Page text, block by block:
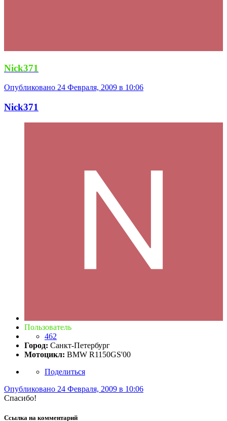
Nick371
Опубликовано 24 Февраля, 2009 в 10:06
Nick371
Пользователь
462
Город: Санкт-Петербург
Мотоцикл: BMW R1150GS'00
Поделиться
Опубликовано 24 Февраля, 2009 в 10:06
Спасибо!
Ссылка на комментарий